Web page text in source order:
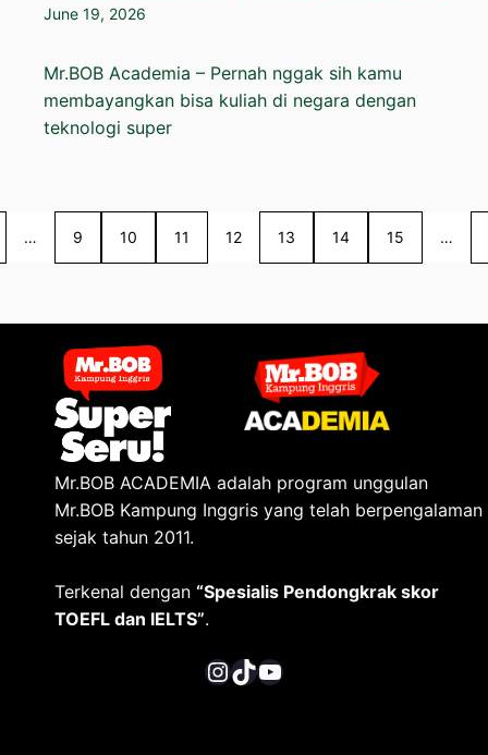
June 19, 2026
Mr.BOB Academia – Pernah nggak sih kamu
membayangkan bisa kuliah di negara dengan
teknologi super
… 9 10 11 12 13 14 15 …
Mr.BOB ACADEMIA adalah program unggulan
Mr.BOB Kampung Inggris yang telah berpengalaman
sejak tahun 2011.
Terkenal dengan “Spesialis Pendongkrak skor
TOEFL dan IELTS”.
InstagramTikTok YouTube